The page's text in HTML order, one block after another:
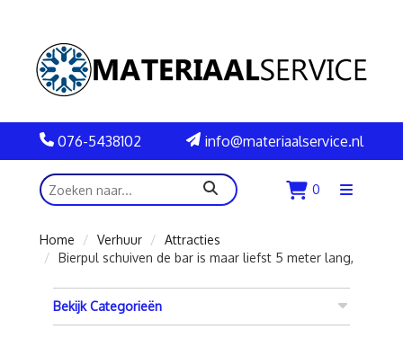
076-5438102 info@materiaalservice.nl
zoeken 0
Menu
Home
Verhuur
Attracties
Bierpul schuiven de bar is maar liefst 5 meter lang,
Bekijk Categorieën